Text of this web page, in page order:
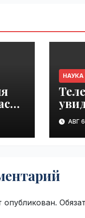
НАУКА
отАВГ
опубликован.